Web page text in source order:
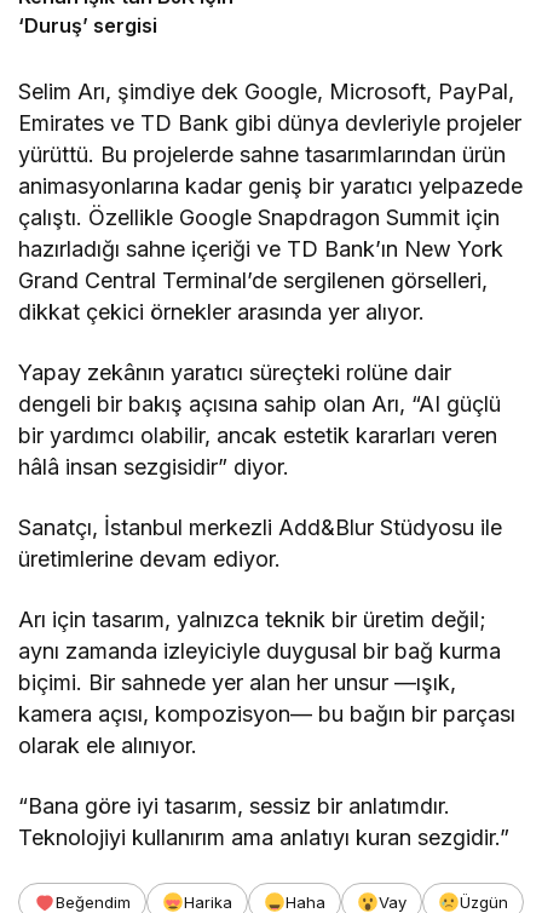
‘Duruş’ sergisi
Selim Arı, şimdiye dek Google, Microsoft, PayPal,
Emirates ve TD Bank gibi dünya devleriyle projeler
yürüttü. Bu projelerde sahne tasarımlarından ürün
animasyonlarına kadar geniş bir yaratıcı yelpazede
çalıştı. Özellikle Google Snapdragon Summit için
hazırladığı sahne içeriği ve TD Bank’ın New York
Grand Central Terminal’de sergilenen görselleri,
dikkat çekici örnekler arasında yer alıyor.
Yapay zekânın yaratıcı süreçteki rolüne dair
dengeli bir bakış açısına sahip olan Arı, “AI güçlü
bir yardımcı olabilir, ancak estetik kararları veren
hâlâ insan sezgisidir” diyor.
Sanatçı, İstanbul merkezli Add&Blur Stüdyosu ile
üretimlerine devam ediyor.
Arı için tasarım, yalnızca teknik bir üretim değil;
aynı zamanda izleyiciyle duygusal bir bağ kurma
biçimi. Bir sahnede yer alan her unsur —ışık,
kamera açısı, kompozisyon— bu bağın bir parçası
olarak ele alınıyor.
“Bana göre iyi tasarım, sessiz bir anlatımdır.
Teknolojiyi kullanırım ama anlatıyı kuran sezgidir.”
Beğendim Harika Haha Vay
Üzgün